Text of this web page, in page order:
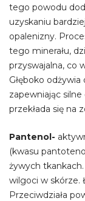
tego powodu
uzyskaniu
opalenizny.
tego minerału,
przyswajalna, co
Głęboko
zapewniając
przekłada się na
Pantenol-
(kwasu
żywych
wilgoci w skórze.
Przeciwdziała